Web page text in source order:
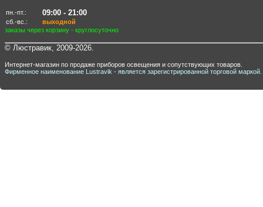
пн.-пт.: 09:00 - 21:00
сб.-вс.:
выходной
заказы через корзину - круглосуточно
© Люстравик, 2009-2026.
Интернет-магазин по продаже приборов освещения и сопутствующих товаров.
Фирменное наименование Lustravik - является зарегистрированной торговой